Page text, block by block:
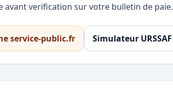
avant verification sur votre bulletin de paie.
service-public.fr Simulateur URSSAF